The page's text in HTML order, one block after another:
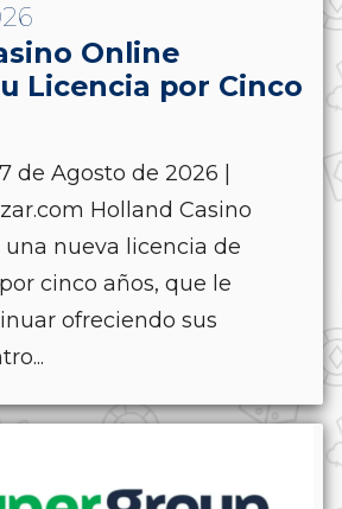
Online
Licencia por Cinco
de Agosto de 2026 |
Holland Casino
nueva licencia de
cinco años, que le
ofreciendo sus